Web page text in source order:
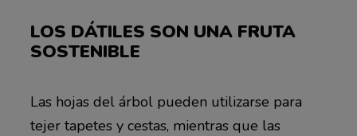
LOS DÁTILES SON UNA FRUTA
SOSTENIBLE
Las hojas del árbol pueden utilizarse para
tejer tapetes y cestas, mientras que las